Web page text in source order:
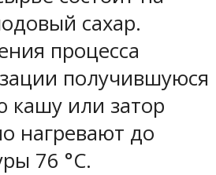
сахар.
процесса
получившуюся
кашу или затор
нагревают до
76 °C.